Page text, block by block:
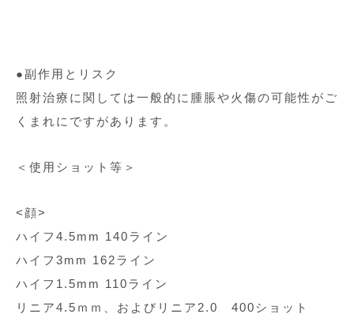
●副作用とリスク
照射治療に関しては一般的に腫脹や火傷の可能性がご
くまれにですがあります。
＜使用ショット等＞
<顔>
ハイフ4.5mm 140ライン
ハイフ3mm 162ライン
ハイフ1.5mm 110ライン
リニア4.5ｍｍ、およびリニア2.0 400ショット